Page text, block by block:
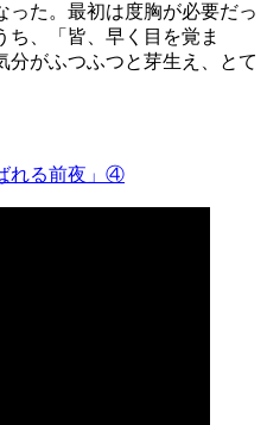
った。最初は度胸が必要だっ
ち、「皆、早く目を覚ま
分がふつふつと芽生え、とて
れる前夜」④